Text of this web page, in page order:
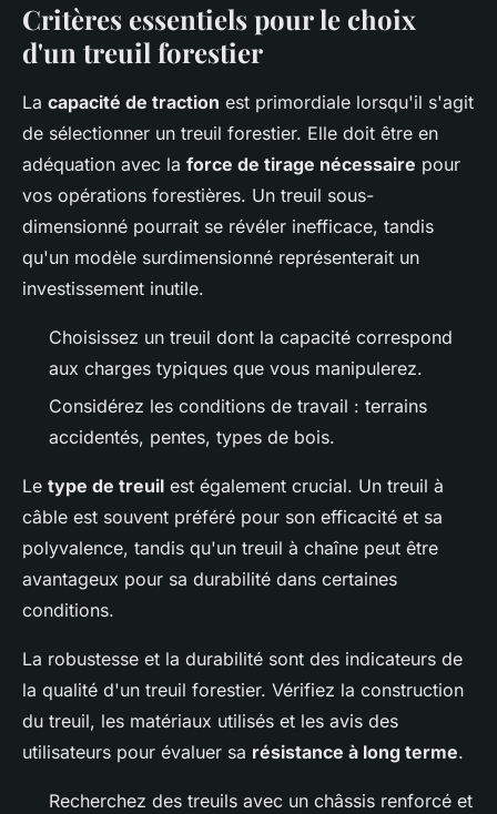
Critères essentiels pour le choix
d'un treuil forestier
La capacité de traction est primordiale lorsqu'il s'agit
de sélectionner un treuil forestier. Elle doit être en
adéquation avec la force de tirage nécessaire pour
vos opérations forestières. Un treuil sous-
dimensionné pourrait se révéler inefficace, tandis
qu'un modèle surdimensionné représenterait un
investissement inutile.
Choisissez un treuil dont la capacité correspond
aux charges typiques que vous manipulerez.
Considérez les conditions de travail : terrains
accidentés, pentes, types de bois.
Le type de treuil est également crucial. Un treuil à
câble est souvent préféré pour son efficacité et sa
polyvalence, tandis qu'un treuil à chaîne peut être
avantageux pour sa durabilité dans certaines
conditions.
La robustesse et la durabilité sont des indicateurs de
la qualité d'un treuil forestier. Vérifiez la construction
du treuil, les matériaux utilisés et les avis des
utilisateurs pour évaluer sa résistance à long terme.
Recherchez des treuils avec un châssis renforcé et